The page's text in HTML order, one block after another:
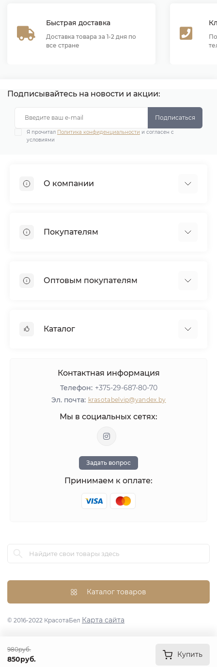
Быстрая доставка
Доставка товара за 1-2 дня по
все стране
980руб.
850руб.
Купить
Подписывайтесь на новости и акции:
Подписаться
Я прочитал Политика конфиденциальности и согласен с
условиями
О компании
Наше производство
Дипломы и награды
Покупателям
Гарантия
Вопросы и ответы
Оптовым покупателям
Агентское вознаграждение
Каталог
Оборудование
ЛИКВИДАЦИЯ
Оставить отзыв
Контактная информация
Телефон: +375-29-687-80-70
Эл. почта: krasotabelvip@yandex.by
Мы в социальных сетях:
Задать вопрос
Принимаем к оплате:
Каталог товаров
© 2016-2022 КрасотаБел Карта сайта